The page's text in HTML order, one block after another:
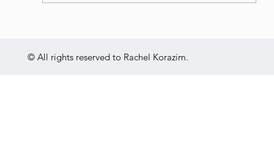
© All rights reserved to Rachel Korazim.